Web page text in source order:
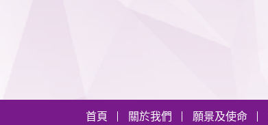
首頁 關於我們 願景及使命